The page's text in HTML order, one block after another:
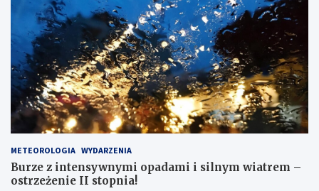
METEOROLOGIA WYDARZENIA
Burze z intensywnymi opadami i silnym wiatrem –
ostrzeżenie II stopnia!